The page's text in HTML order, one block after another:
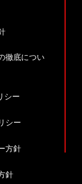
徹底につい
シー
シー
方針
針